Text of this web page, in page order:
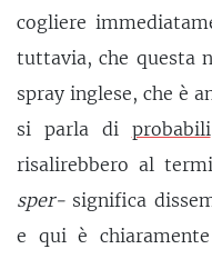
cogliere
tuttavia, che questa
spray inglese, che è
si parla di probabili
risalirebbero al
sper- significa
e qui è